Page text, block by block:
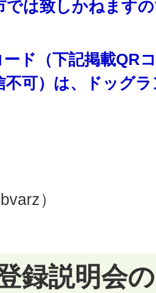
では致しかねます
ド（下記掲載QR
不可）は、ドッグ
）
録説明会